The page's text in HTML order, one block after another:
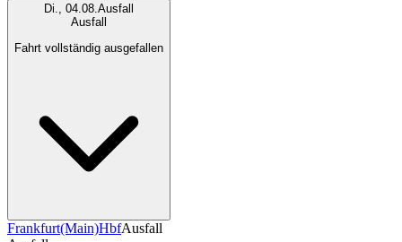
Di., 04.08.Ausfall
Ausfall
Fahrt vollständig ausgefallen
Frankfurt(Main)HbfAusfall